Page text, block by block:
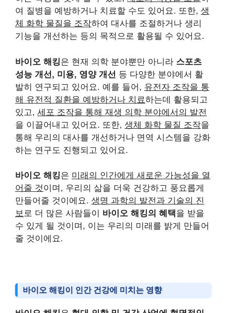
여 질병을 예방하거나 치료할 수도 있어요. 또한, 생
체 화학 물질을 조작하여 대사를 조절하거나 생리
기능을 개선하는 등의 목적으로 활용될 수 있어요.
바이오 해킹은 현재 의학 분야뿐만 아니라 스포츠
성능 개선, 미용, 영양 개선 등 다양한 분야에서 활
발히 연구되고 있어요. 예를 들어, 유전자 조작을 통
해 유전적 질환을 예방하거나 치료하는데 활용되고
있고, 세포 조작을 통해 재생 의학 분야에서의 발전
을 이끌어내고 있어요. 또한, 생체 화학 물질 조작을
통해 우리의 대사를 개선하거나 면역 시스템을 강화
하는 연구도 진행되고 있어요.
바이오 해킹은 미래의 인간에게 새로운 가능성을 열
어줄 것이며, 우리의 삶을 더욱 건강하고 풍요롭게
만들어줄 것이에요. 생명 과학의 발전과 기술의 진
보로 더 많은 사람들이 바이오 해킹의 혜택을 받을
수 있게 될 것이며, 이는 우리의 미래를 밝게 만들어
줄 것이에요.
바이오 해킹이 인간 건강에 미치는 영향